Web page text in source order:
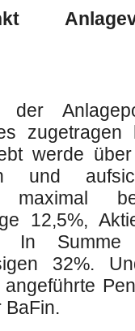
zugetragen
werde
und
12,5%,
In
32%.
BaFin.